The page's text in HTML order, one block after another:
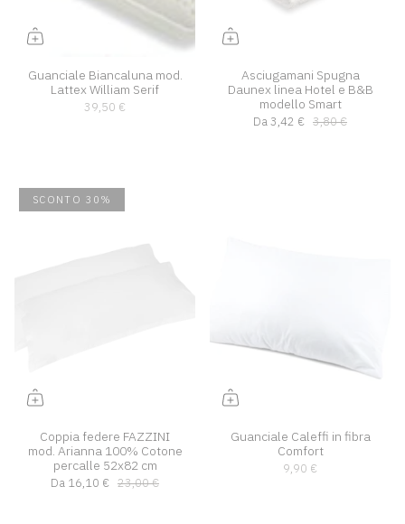
Guanciale Biancaluna mod.
Lattex William Serif
39,50 €
Asciugamani Spugna
Daunex linea Hotel e B&B
modello Smart
Da 3,42 € 3,80 €
SCONTO 30%
Coppia federe FAZZINI
mod. Arianna 100% Cotone
percalle 52x82 cm
Da 16,10 € 23,00 €
Guanciale Caleffi in fibra
Comfort
9,90 €